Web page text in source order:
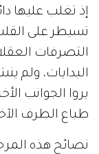
إذ تغلب عليها
تسيطر على
التصرفات
البدايات، ولم
يروا الجوانب
طباع الطرف
نصائح هذه